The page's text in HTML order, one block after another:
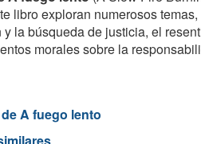
libro exploran numerosos
y la búsqueda de justicia, el
morales sobre la
A fuego lento